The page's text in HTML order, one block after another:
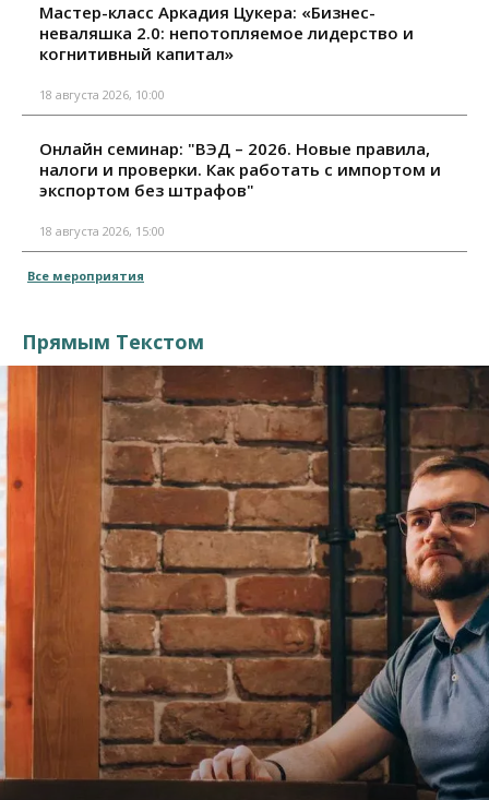
Мастер-класс Аркадия Цукера: «Бизнес-
неваляшка 2.0: непотопляемое лидерство и
когнитивный капитал»
18 августа 2026, 10:00
Онлайн семинар: "ВЭД – 2026. Новые правила,
налоги и проверки. Как работать с импортом и
экспортом без штрафов"
18 августа 2026, 15:00
Все мероприятия
Прямым Текстом